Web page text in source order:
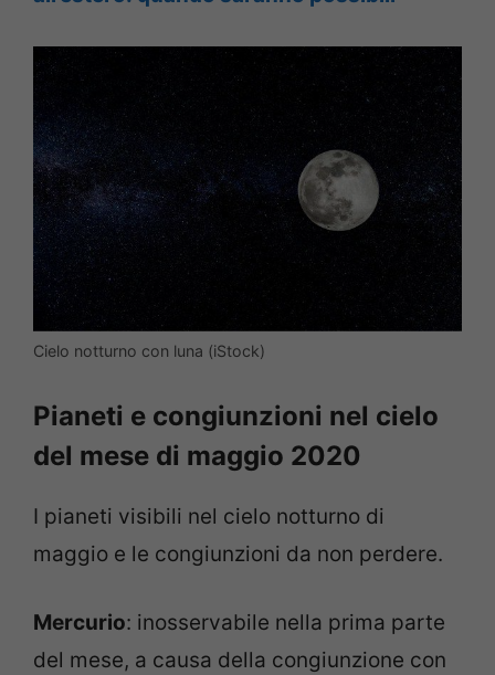
Cielo notturno con luna (iStock)
Pianeti e congiunzioni nel cielo
del mese di maggio 2020
I pianeti visibili nel cielo notturno di
maggio e le congiunzioni da non perdere.
Mercurio: inosservabile nella prima parte
del mese, a causa della congiunzione con